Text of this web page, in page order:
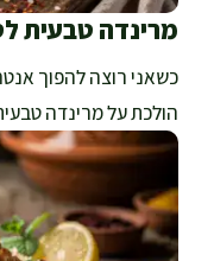
מרינדה טבעית
כשאני רוצה להפוך
הולכת על מרינדה